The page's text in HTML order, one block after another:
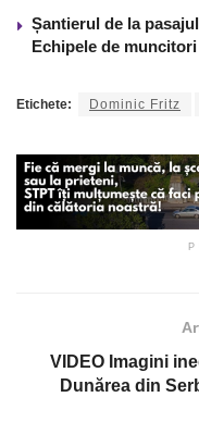
Șantierul de la
Echipele de
Etichete: Dominic Fritz
VIDEO Imagini
Dunărea din